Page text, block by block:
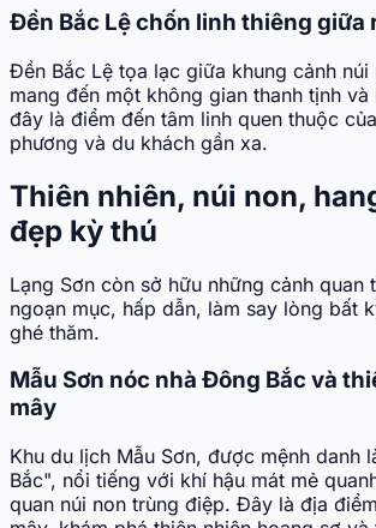
Đền Bắc Lệ chốn linh thiêng giữa
Đền Bắc Lệ tọa lạc giữa khung cảnh núi
mang đến một không gian thanh tịnh và
đây là điểm đến tâm linh quen thuộc
phương và du khách gần xa.
Thiên nhiên, núi non,
đẹp kỳ thú
Lạng Sơn còn sở hữu những cảnh quan
ngoạn mục, hấp dẫn, làm say lòng bất
ghé thăm.
Mẫu Sơn nóc nhà Đông Bắc và
mây
Khu du lịch Mẫu Sơn, được mệnh danh
Bắc", nổi tiếng với khí hậu mát mẻ
quan núi non trùng điệp. Đây là địa